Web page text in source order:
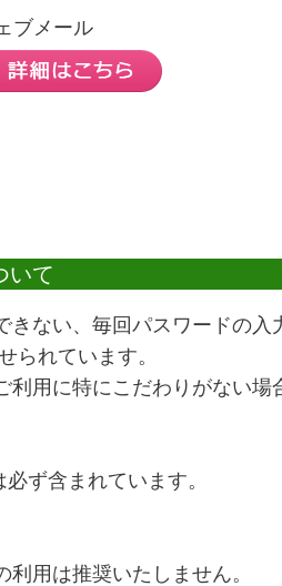
ブメール
いて
ない、毎回パスワードの
られています。
用に特にこだわりがない場
ず含まれています。
用は推奨いたしません。